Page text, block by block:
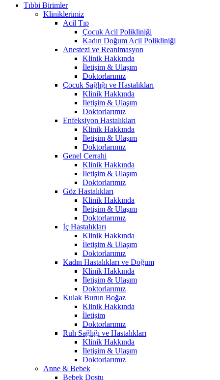
Tıbbi Birimler
Kliniklerimiz
Acil Tıp
Çocuk Acil Polikliniği
Kadın Doğum Acil Polikliniği
Anestezi ve Reanimasyon
Klinik Hakkında
İletişim & Ulaşım
Doktorlarımız
Çocuk Sağlığı ve Hastalıkları
Klinik Hakkında
İletişim & Ulaşım
Doktorlarımız
Enfeksiyon Hastalıkları
Klinik Hakkında
İletişim & Ulaşım
Doktorlarımız
Genel Cerrahi
Klinik Hakkında
İletişim & Ulaşım
Doktorlarımız
Göz Hastalıkları
Klinik Hakkında
İletişim & Ulaşım
Doktorlarımız
İç Hastalıkları
Klinik Hakkında
İletişim & Ulaşım
Doktorlarımız
Kadın Hastalıkları ve Doğum
Klinik Hakkında
İletişim & Ulaşım
Doktorlarımız
Kulak Burun Boğaz
Klinik Hakkında
İletişim
Doktorlarımız
Ruh Sağlığı ve Hastalıkları
Klinik Hakkında
İletişim & Ulaşım
Doktorlarımız
Anne & Bebek
Bebek Dostu